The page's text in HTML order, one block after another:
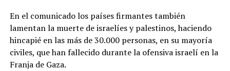
En el comunicado los países firmantes también
lamentan la muerte de israelíes y palestinos, haciendo
hincapié en las más de 30.000 personas, en su mayoría
civiles, que han fallecido durante la ofensiva israelí en la
Franja de Gaza.